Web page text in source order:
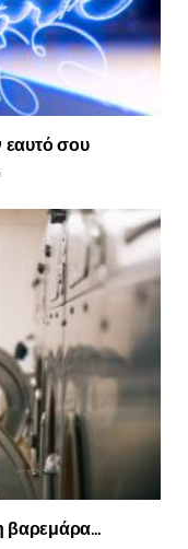
εαυτό σου
βαρεμάρα…